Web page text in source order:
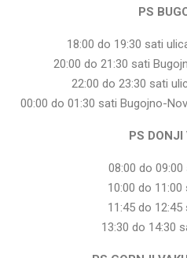
PS
18:00 do 19:30 sati
20:00 do 21:30 sati
22:00 do 23:30 sati
00:00 do 01:30 sati Bugojno-
PS DONJI
08:00 do
10:00 do 11:00
11:45 do 12:45
13:30 do 14:30